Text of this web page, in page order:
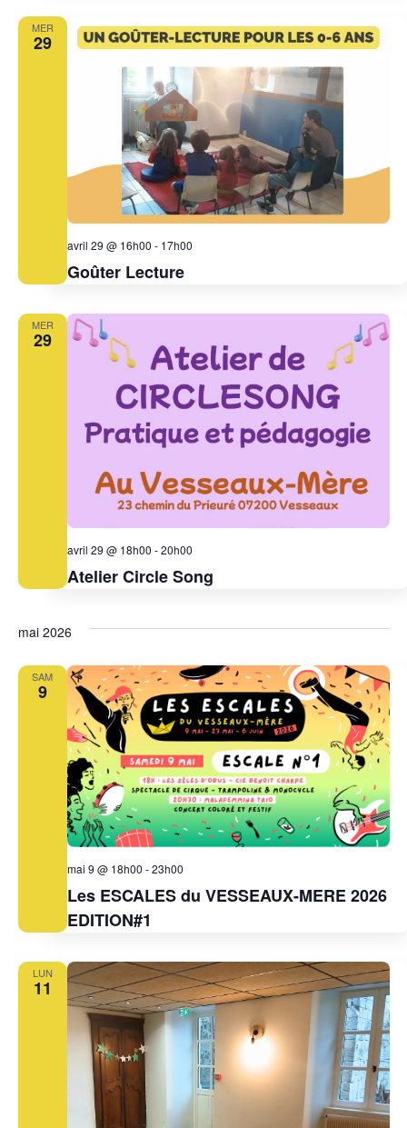
MER
29
Goûter Lecture
avril 29 @ 16h00 - 17h00
MER
29
Atelier Circle Song
avril 29 @ 18h00 -20h00
mai 2026
SAM
9
Les ESCALES du VESSEAUX-MERE 2026
EDITION#1
mai 9 @ 18h00 -23h00
LUN
11